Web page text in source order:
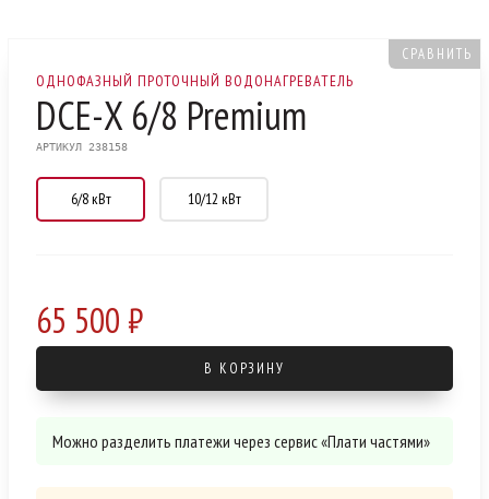
ОДНОФАЗНЫЙ ПРОТОЧНЫЙ ВОДОНАГРЕВАТЕЛЬ
DCE-X 6/8 Premium
АРТИКУЛ 238158
СРАВНИТЬ
6/8 кВт 10/12 кВт
65 500 ₽
В КОРЗИНУ
Можно разделить платежи через сервис «Плати частями»